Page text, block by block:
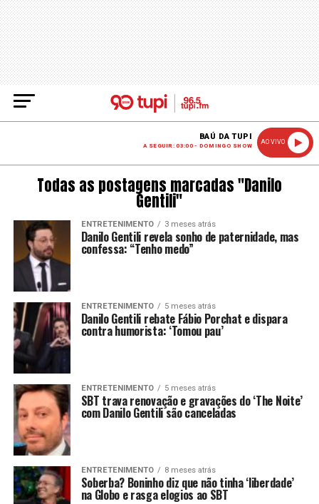
BAÚ DA TUPI
A SEGUIR: 03:00 - DOMINGO SHOW
AO VIVO
Todas as postagens marcadas "Danilo
Gentili"
ENTRETENIMENTO 3 meses atrás
Danilo Gentili revela sonho de paternidade, mas
confessa: “Tenho medo”
ENTRETENIMENTO 5 meses atrás
Danilo Gentili rebate Fábio Porchat e dispara
contra humorista: ‘Tomou pau’
ENTRETENIMENTO 5 meses atrás
SBT trava renovação e gravações do ‘The Noite’
com Danilo Gentili são canceladas
ENTRETENIMENTO 8 meses atrás
Soberba? Boninho diz que não tinha ‘liberdade’
na Globo e rasga elogios ao SBT